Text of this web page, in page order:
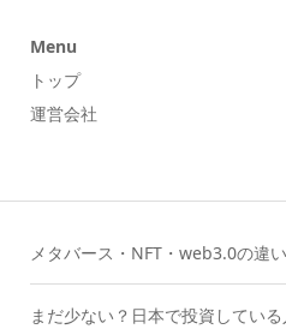
Menu
トップ
運営会社
メタバース・NFT・web3.0の違
まだ少ない？日本で投資してい